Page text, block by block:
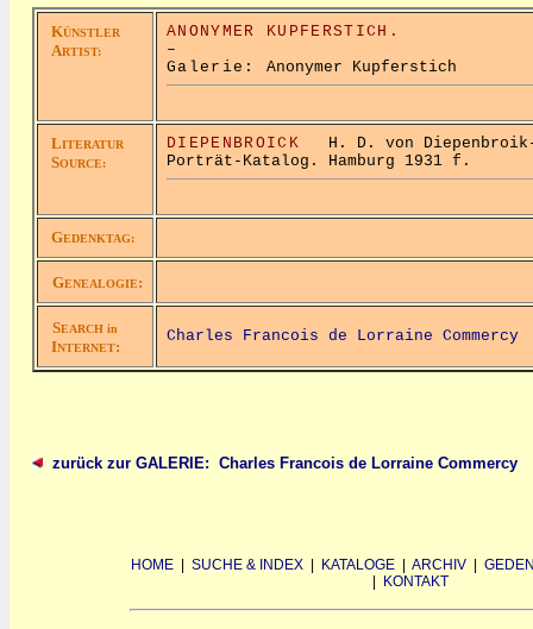
KÜNSTLER
ARTIST:
ANONYMER KUPFERSTICH.
–
Galerie: Anonymer Kupferstich
LITERATUR
SOURCE:
DIEPENBROICK H. D. von
Porträt-Katalog. Hamburg 1931 f.
GEDENKTAG:
GENEALOGIE:
SEARCH in
INTERNET:
Charles Francois de Lorraine Commercy
zurück zur GALERIE: Charles Francois de Lorraine Commercy
HOME SUCHE & INDEX KATALOGE ARCHIV
KONTAKT